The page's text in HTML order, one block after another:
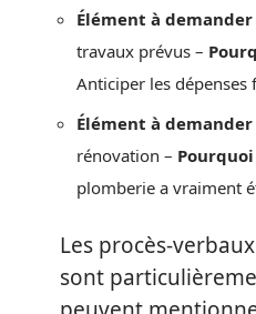
Élément à demander
travaux prévus –
Anticiper les dépenses
Élément à demander
rénovation –
plomberie a vraiment
Les procès-
sont